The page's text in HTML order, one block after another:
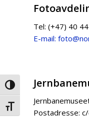
Veksle høykontrast
Veksle skriftstørrelse
Tel: (+47) 40
E-mail:
Postadresse: